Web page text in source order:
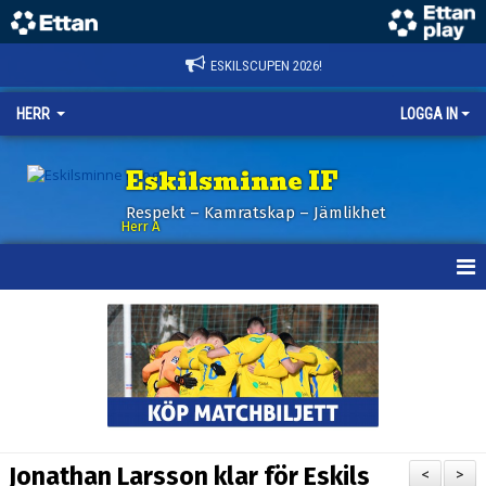
ESKILSCUPEN 2026!
HERR LOGGA IN
Eskilsminne IF
Respekt – Kamratskap – Jämlikhet
Herr A
>
<
Jonathan Larsson klar för Eskils